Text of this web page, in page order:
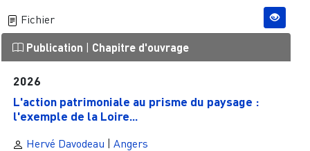
Fichier
Publication Chapitre d'ouvrage
2026
L'action patrimoniale au prisme du paysage :
l'exemple de la Loire...
Hervé Davodeau | Angers